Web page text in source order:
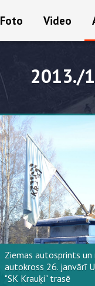
Foto Video
2013./
Ziemas autosprints un
autokross 26. janvārī
"SK Krauķi" trasē